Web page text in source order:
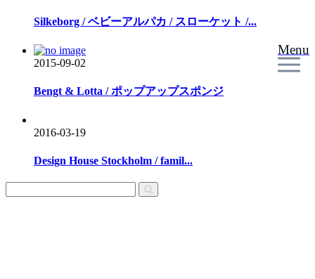
Menu
Silkeborg / ベビーアルパカ / スローケット /...
2015-09-02
Bengt & Lotta / ポップアップスポンジ
2016-03-19
Design House Stockholm / famil...